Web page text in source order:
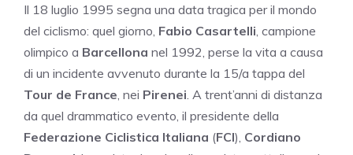
Il 18 luglio 1995 segna una data tragica per il mondo
del ciclismo: quel giorno, Fabio Casartelli , campione
olimpico a Barcellona nel 1992, perse la vita a causa
di un incidente avvenuto durante la 15/a tappa del
Tour de France , nei Pirenei . A trent’anni di distanza
da quel drammatico evento, il presidente della
Federazione Ciclistica Italiana (FCI), Cordiano